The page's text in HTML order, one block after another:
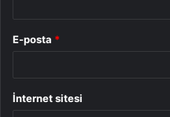
E-posta *
İnternet sitesi